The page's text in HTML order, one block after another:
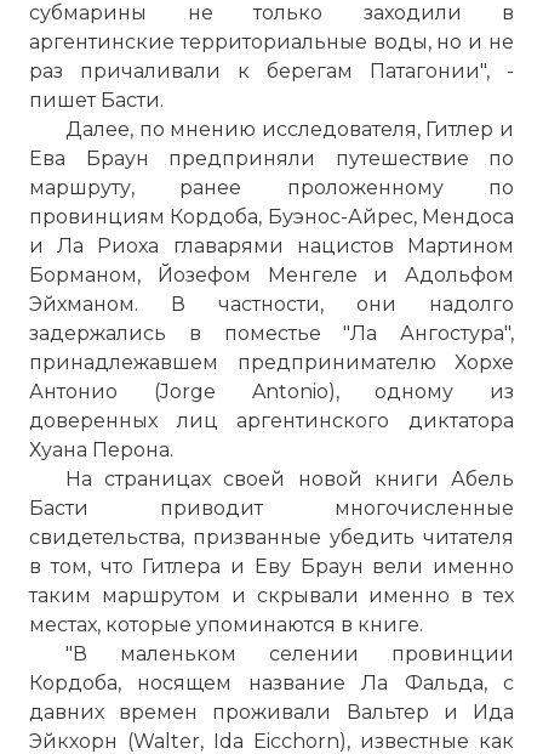
субмарины не только заходили в
аргентинские территориальные воды, но и не
раз причаливали к берегам Патагонии", -
пишет Басти.
Далее, по мнению исследователя, Гитлер и
Ева Браун предприняли путешествие по
маршруту, ранее проложенному по
провинциям Кордоба, Буэнос-Айрес, Мендоса
и Ла Риоха главарями нацистов Мартином
Борманом, Йозефом Менгеле и Адольфом
Эйхманом. В частности, они надолго
задержались в поместье "Ла Ангостура",
принадлежавшем предпринимателю Хорхе
Антонио (Jorge Antonio), одному из
доверенных лиц аргентинского диктатора
Хуана Перона.
На страницах своей новой книги Абель
Басти приводит многочисленные
свидетельства, призванные убедить читателя
в том, что Гитлера и Еву Браун вели именно
таким маршрутом и скрывали именно в тех
местах, которые упоминаются в книге.
"В маленьком селении провинции
Кордоба, носящем название Ла Фальда, с
давних времен проживали Вальтер и Ида
Эйкхорн (Walter, Ida Eicchorn), известные как
☓